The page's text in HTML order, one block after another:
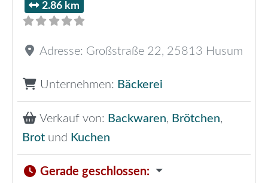
2.86 km
Adresse: Großstraße 22, 25813 Husum
Unternehmen: Bäckerei
Verkauf von: Backwaren, Brötchen,
Brot und Kuchen
Gerade geschlossen: